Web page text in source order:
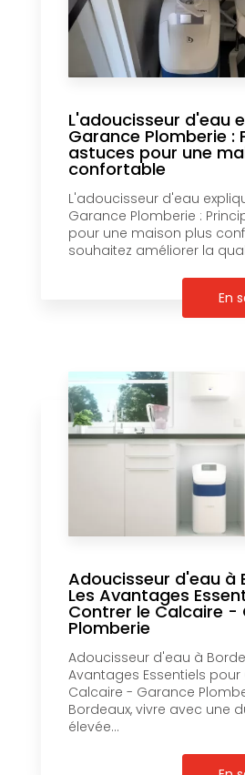
L'adoucisseur d'eau
Garance Plomberie :
astuces pour une
confortable
L'adoucisseur d'eau
Garance Plomberie :
pour une maison plus
souhaitez améliorer la
En
Adoucisseur d'eau à
Les Avantages
Contrer le Calcaire -
Plomberie
Adoucisseur d'eau à
Avantages Essentiels pour
Calcaire - Garance
Bordeaux, vivre avec une
élevée...